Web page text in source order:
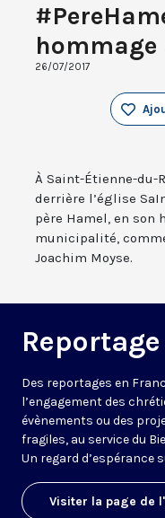
hommage
26/07/2017
À Saint-Étienne-du-
derrière l’église
père Hamel, en son
municipalité,
Joachim Moyse.
Reportage
Des reportages en
l’engagement des
évènements ou des
fragiles, au service du
Un regard d’espérance
Visiter la page de